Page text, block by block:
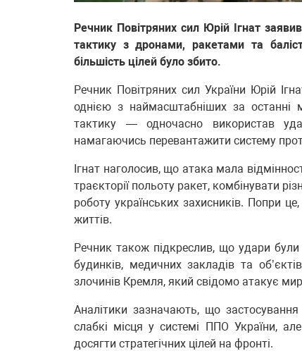
Речник Повітряних сил Юрій Ігнат
тактику з дронами, ракетами та
більшість цілей було збито.
Речник Повітряних сил України Юрій
однією з наймасштабніших за останні
тактику — одночасно використав
намагаючись перевантажити систему
Ігнат наголосив, що атака мала
траєкторії польоту ракет, комбінувати
роботу українських захисників. Попри
життів.
Речник також підкреслив, що удари
будинків, медичних закладів та
злочинів Кремля, який свідомо атакує
Аналітики зазначають, що
слабкі місця у системі ППО України,
досягти стратегічних цілей на фронті.